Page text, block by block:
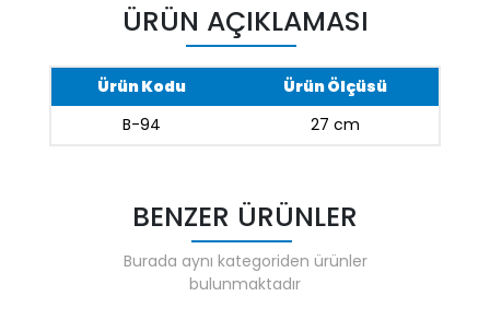
ÜRÜN AÇIKLAMASI
Ürün Kodu
Ürün Ölçüsü
B-94
27 cm
BENZER ÜRÜNLER
Burada aynı kategoriden ürünler
bulunmaktadır